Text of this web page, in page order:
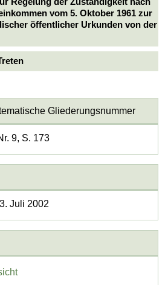
vom 5. Oktober 1961 zur
öffentlicher Urkunden von der
Gliederungsnummer
9, S. 173
Juli 2002